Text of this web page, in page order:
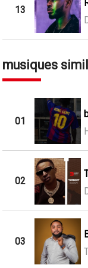
13
musiques
01
02
03